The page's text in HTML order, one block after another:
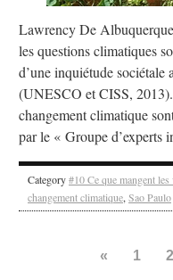
Lawrency De
les questions climatiques
d’une inquiétude
(UNESCO et CISS,
changement climatique
par le « Groupe
Category#10 Ce que mangent les
changement climatique, Sao Paulo
« 1 2